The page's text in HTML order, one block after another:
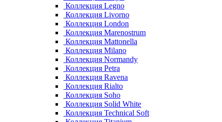
Коллекция Legno
Коллекция Livorno
Коллекция London
Коллекция Marenostrum
Коллекция Mattonella
Коллекция Milano
Коллекция Normandy
Коллекция Petra
Коллекция Ravena
Коллекция Rialto
Коллекция Soho
Коллекция Solid White
Коллекция Technical Soft